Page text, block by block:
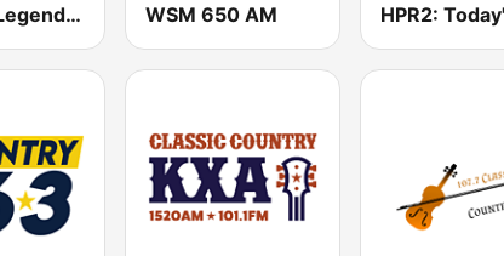
Country Legends USA WSM 650 AM